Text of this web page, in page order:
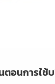
ตอนการใช้